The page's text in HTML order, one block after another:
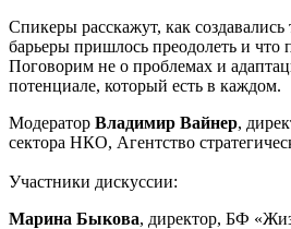
Спикеры расскажут, как
барьеры пришлось преодолеть и что
Поговорим не о проблемах и
потенциале, который есть в каждом.
Модератор Владимир Вайнер,
сектора НКО, Агентство
Участники дискуссии:
Марина Быкова, директор, БФ